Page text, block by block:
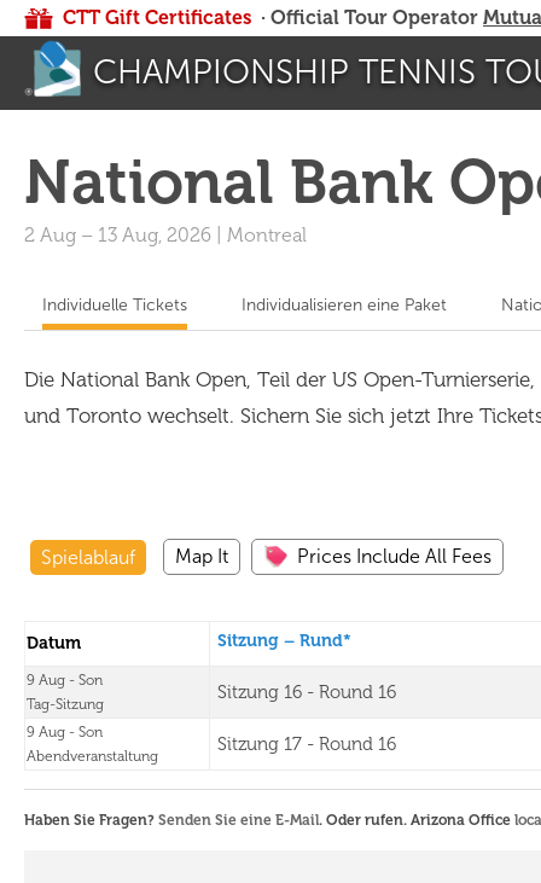
CTT Gift Certificates · Official Tour Operator
CHAMPIONSHIP TENNIS
National Bank
2 Aug – 13 Aug, 2026 Montreal
Individuelle Tickets Individualisieren eine Paket
Die National Bank Open, Teil der US Open-
und Toronto wechselt. Sichern Sie sich jetzt Ihre
Spielablauf Map It Prices Include All Fees
Datum Sitzung – Rund*
9 Aug - Son
Tag-Sitzung
Sitzung 16 - Round 16
9 Aug - Son
Abendveranstaltung
Sitzung 17 - Round 16
Haben Sie Fragen? Senden Sie eine E-Mail. Oder rufen. Arizona Office